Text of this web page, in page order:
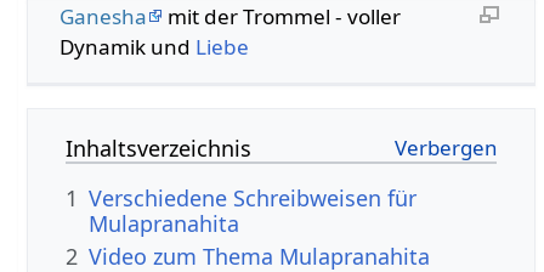
Ganesha
mit der Trommel - voller
Dynamik und Liebe
Inhaltsverzeichnis
1 Verschiedene Schreibweisen für
Mulapranahita
2 Video zum Thema Mulapranahita